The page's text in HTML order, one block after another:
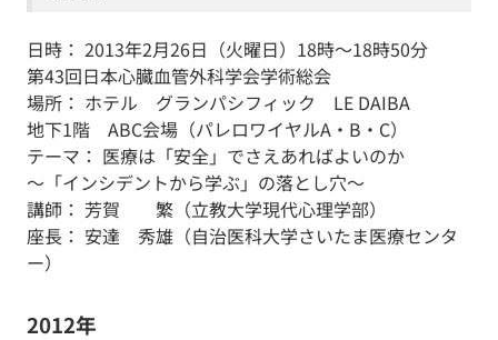
日時： 2013年2月26日（火曜日）18時～18時50分
第43回日本心臓血管外科学会学術総会
場所： ホテル グランパシフィック LE DAIBA
地下1階 ABC会場（パレロワイヤルA・B・C）
テーマ： 医療は「安全」でさえあればよいのか
～「インシデントから学ぶ」の落とし穴～
講師： 芳賀 繁（立教大学現代心理学部）
座長： 安達 秀雄（自治医科大学さいたま医療センタ
ー）
2012年